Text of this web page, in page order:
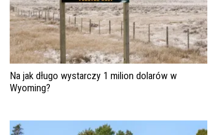
Na jak długo wystarczy 1 milion dolarów w
Wyoming?